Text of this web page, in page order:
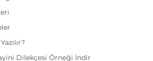
Dilekçesi Örneği İndir